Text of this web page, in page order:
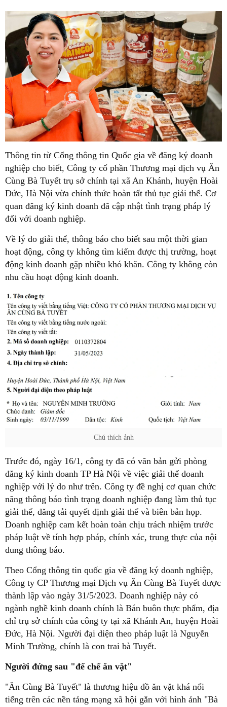
Thông tin từ Cổng thông tin Quốc gia về đăng ký doanh
nghiệp cho biết, Công ty cổ phần Thương mại dịch vụ Ăn
Cùng Bà Tuyết trụ sở chính tại xã An Khánh, huyện Hoài
Đức, Hà Nội vừa chính thức hoàn tất thủ tục giải thể. Cơ
quan đăng ký kinh doanh đã cập nhật tình trạng pháp lý
đối với doanh nghiệp.
Về lý do giải thể, thông báo cho biết sau một thời gian
hoạt động, công ty không tìm kiếm được thị trường, hoạt
động kinh doanh gặp nhiều khó khăn. Công ty không còn
nhu cầu hoạt động kinh doanh.
Chú thích ảnh
Trước đó, ngày 16/1, công ty đã có văn bản gửi phòng
đăng ký kinh doanh TP Hà Nội về việc giải thể doanh
nghiệp với lý do như trên. Công ty đề nghị cơ quan chức
năng thông báo tình trạng doanh nghiệp đang làm thủ tục
giải thể, đăng tải quyết định giải thể và biên bản họp.
Doanh nghiệp cam kết hoàn toàn chịu trách nhiệm trước
pháp luật về tính hợp pháp, chính xác, trung thực của nội
dung thông báo.
Theo Cổng thông tin quốc gia về đăng ký doanh nghiệp,
Công ty CP Thương mại Dịch vụ Ăn Cùng Bà Tuyết được
thành lập vào ngày 31/5/2023. Doanh nghiệp này có
ngành nghề kinh doanh chính là Bán buôn thực phẩm, địa
chỉ trụ sở chính của công ty tại xã Khánh An, huyện Hoài
Đức, Hà Nội. Người đại diện theo pháp luật là Nguyễn
Minh Trường, chính là con trai bà Tuyết.
Người đứng sau "đế chế ăn vặt"
"Ăn Cùng Bà Tuyết" là thương hiệu đồ ăn vặt khá nổi
tiếng trên các nền tảng mạng xã hội gắn với hình ảnh "Bà